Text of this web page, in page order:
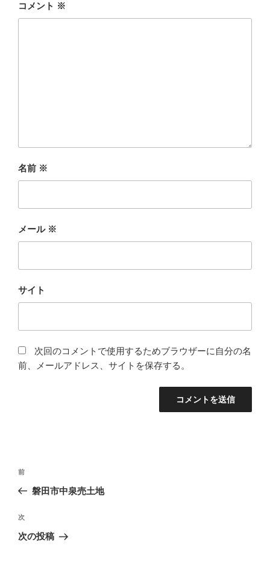
コメント ※
名前 ※
メール ※
サイト
次回のコメントで使用するためブラウザーに自分の名
前、メールアドレス、サイトを保存する。
投
ナ
ビ
ゲ
前
の
稿
前
磐田市中泉売土地
次
の
次
次の投稿